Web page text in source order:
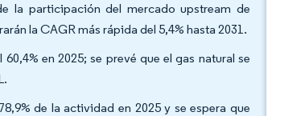
la participación del mercado upstream de
la CAGR más rápida del 5,4% hasta 2031.
en 2025; se prevé que el gas natural se
de la actividad en 2025 y se espera que